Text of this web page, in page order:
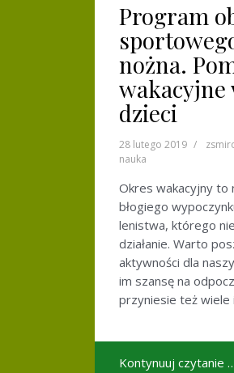
Program
nożna.
wakacyjne
dzieci
28 lutego 2019
nauka
Okres wakacyjny to
błogiego
lenistwa, którego
działanie. Warto
aktywności dla
im szansę na
przyniesie też wiele
Kontynuuj czytanie